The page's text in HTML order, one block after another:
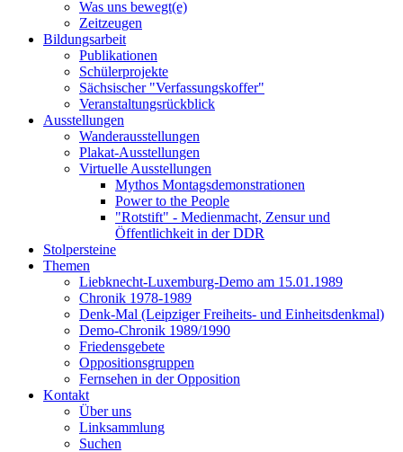
Was uns bewegt(e)
Zeitzeugen
Bildungsarbeit
Publikationen
Schülerprojekte
Sächsischer "Verfassungskoffer"
Veranstaltungsrückblick
Ausstellungen
Wanderausstellungen
Plakat-Ausstellungen
Virtuelle Ausstellungen
Mythos Montagsdemonstrationen
Power to the People
"Rotstift" - Medienmacht, Zensur und
Öffentlichkeit in der DDR
Stolpersteine
Themen
Liebknecht-Luxemburg-Demo am 15.01.1989
Chronik 1978-1989
Denk-Mal (Leipziger Freiheits- und Einheitsdenkmal)
Demo-Chronik 1989/1990
Friedensgebete
Oppositionsgruppen
Fernsehen in der Opposition
Kontakt
Über uns
Linksammlung
Suchen